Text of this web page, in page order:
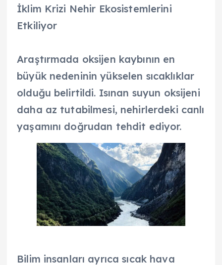
İklim Krizi Nehir Ekosistemlerini
Etkiliyor
Araştırmada oksijen kaybının en
büyük nedeninin yükselen sıcaklıklar
olduğu belirtildi. Isınan suyun oksijeni
daha az tutabilmesi, nehirlerdeki canlı
yaşamını doğrudan tehdit ediyor.
Bilim insanları ayrıca sıcak hava